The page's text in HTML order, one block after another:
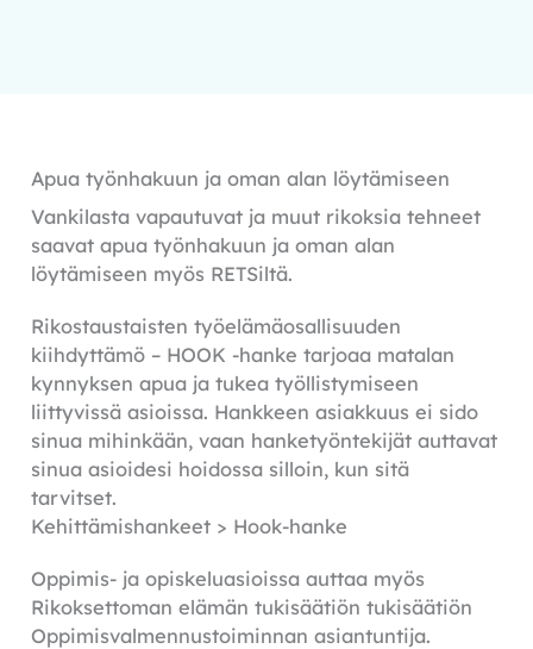
Apua työnhakuun ja oman alan löytämiseen
Vankilasta vapautuvat ja muut rikoksia tehneet
saavat apua työnhakuun ja oman alan
löytämiseen myös RETSiltä.
Rikostaustaisten työelämäosallisuuden
kiihdyttämö – HOOK -hanke tarjoaa matalan
kynnyksen apua ja tukea työllistymiseen
liittyvissä asioissa. Hankkeen asiakkuus ei sido
sinua mihinkään, vaan hanketyöntekijät auttavat
sinua asioidesi hoidossa silloin, kun sitä
tarvitset.
Kehittämishankeet > Hook-hanke
Oppimis- ja opiskeluasioissa auttaa myös
Rikoksettoman elämän tukisäätiön tukisäätiön
Oppimisvalmennustoiminnan asiantuntija.